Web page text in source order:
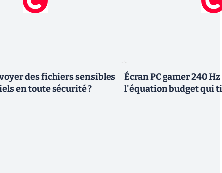
des fichiers sensibles
en toute sécurité ?
Écran PC gamer 240
l'équation budget qui